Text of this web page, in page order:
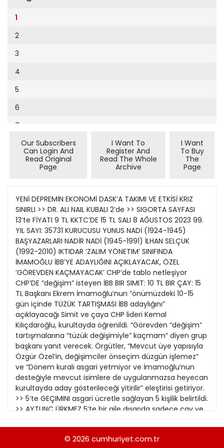
Cumhuriyet Sağlıklı Beslenme
Cumhuriyet Sokak
Cumhuriyet Spor
Cumhuriyet Strateji
Cumhuriyet Tarım
Cumhuriyet Yılbaşı
Çerçeve Eki
Dergi Eki
Ekonomi Eki
Evleniyoruz
Güney Dogu
Kitap Eki
Özel Ekler
Özel Okullar
Sevgililer Günü
Siyaset Eki
Sürdürülebilir yaşam
Turizm Eki
Yerel Yönetimler
1994
1991
1990
1989
1988
1987
1986
1985
1984
1983
1982
1981
1980
9
10
11
12
13
14
15
16
19
20
21
22
23
24
25
26
27
28
29
30
31
1
2
3
4
5
6
7
11
12
13
14
Our Subscribers
Can Login And
Read Original
Page
I Want To
Register And
Read The Whole
Archive
I Want
To Buy
The
Page
YENİ DEPREMİN EKONOMİ DASK’A TAKIMI VE ETKİSİ KRIZ
SINIRLI >> DR. ALI NAIL KUBALI 2’de >> SIGORTA SAYFASI
13’te FİYATI 9 TL KKTC’DE 15 TL SALI 8 AĞUSTOS 2023 99.
YIL SAYI: 35731 KURUCUSU YUNUS NADİ (1924-1945)
BAŞYAZARLARI NADİR NADİ (1945-1991) İLHAN SELÇUK
(1992-2010) IKTIDAR ‘ZALIM YÖNETIM’ SINIFINDA
İMAMOĞLU İBB’YE ADAYLIĞINI AÇIKLAYACAK, ÖZEL
‘GÖREVDEN KAÇMAYACAK’ CHP’de tablo netleşiyor
CHP’DE “değişim” isteyen İBB BIR SIMIT: 10 TL BIR ÇAY: 15
TL Başkanı Ekrem İmamoğlu’nun “önümüzdeki 10-15
gün içinde TÜZÜK TARTIŞMASI İBB adaylığını”
açıklayacağı Simit ve çaya CHP lideri Kemal
Kılıçdaroğlu, kurultayda öğrenildi. “Görevden “değişim”
tartışmalarına “tüzük değişimiyle” kaçmam” diyen grup
başkanı yanıt verecek. Örgütler, “Mevcut üye yapısıyla
Özgür Özel’in, değişimciler önseçim düzgün işlemez”
ve “Dönem kuralı asgari yetmiyor ve İmamoğlu’nun
desteğiyle mevcut isimlere de uygulanmazsa heyecan
kurultayda aday gösterileceği yitirilir” eleştirisi getiriyor.
>> 5’te GEÇIMINI asgari ücretle sağlayan 5 kişilik belirtildi.
>> AYTUNÇ ÜRKMEZ 5’te bir aile dışarıda sadece çay ve
zorunda. Erdoğan, 1993’te “ Bu zalim yönetim, bu aziz
millete bir bardak çayla bir simidi bile layık görmüyor”
© 2026 cumhuriyet.com.tr